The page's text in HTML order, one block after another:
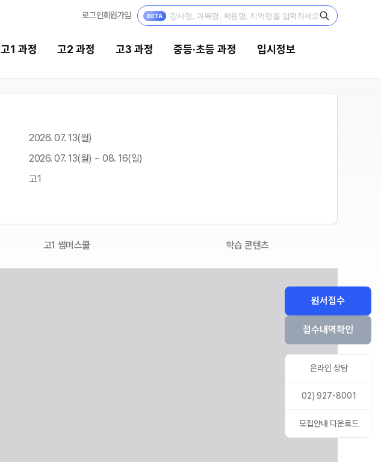
로그인회원가입
고1 과정 고2 과정 고3 과정 중등·초등 과정 입시정보
2027 고3 윈터스쿨 N
2026 고3 썸머스쿨
2026 중등·초등 썸머스쿨
2026. 07. 13(월)
2026. 07. 13(월) ~ 08. 16(일)
고1
고1 썸머스쿨 학습 콘텐츠
원서접수
접수내역확인
온라인 상담
02) 927-8001
모집안내 다운로드